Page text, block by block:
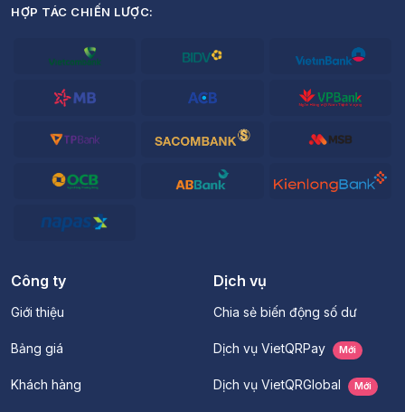
HỢP TÁC CHIẾN LƯỢC:
Công ty
Giới thiệu
Bảng giá
Khách hàng
Dịch vụ
Chia sẻ biến động số dư
Dịch vụ VietQRPay Mới
Dịch vụ VietQRGlobal Mới